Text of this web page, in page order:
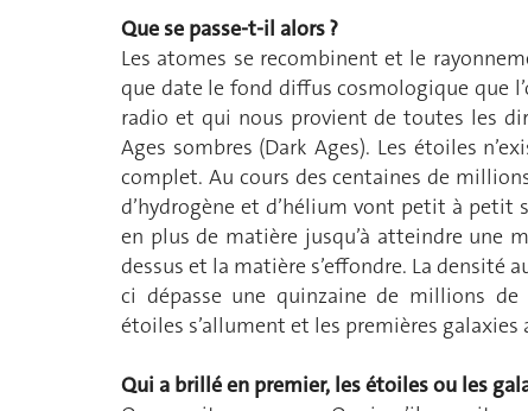
Que se passe-t-il alors ?
Les atomes se recombinent et le
que date le fond diffus cosmologique que
radio et qui nous provient de toutes les
Ages sombres (Dark Ages). Les étoiles
complet. Au cours des centaines de
d’hydrogène et d’hélium vont petit à petit
en plus de matière jusqu’à atteindre une
dessus et la matière s’effondre. La densité
ci dépasse une quinzaine de millions de
étoiles s’allument et les premières galaxies
Qui a brillé en premier, les étoiles ou les